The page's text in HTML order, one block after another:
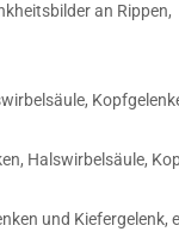
an Rippen,
Halswirbelsäule,
und Kiefergelenk,